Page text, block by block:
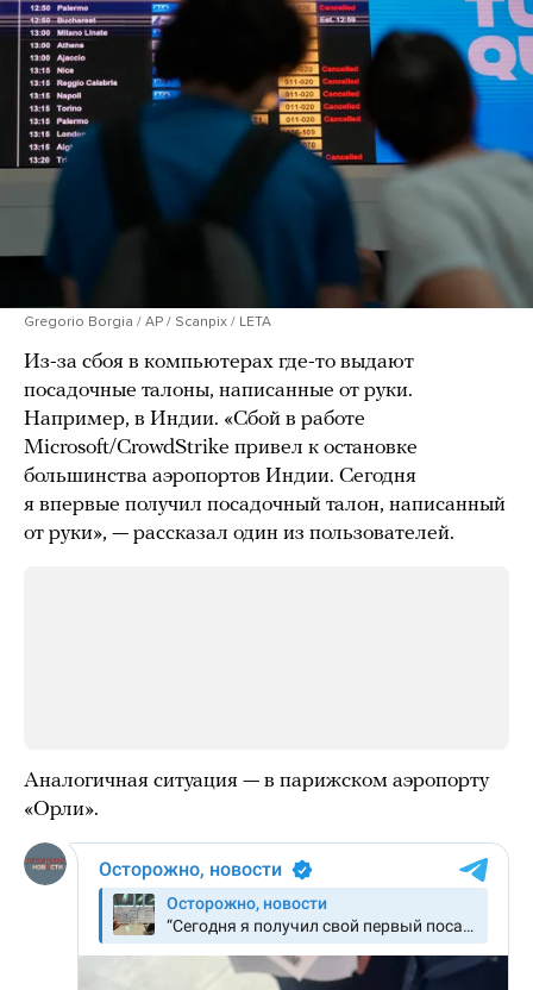
Gregorio Borgia / AP / Scanpix / LETA
Из-за сбоя в компьютерах где-то выдают
посадочные талоны, написанные от руки.
Например, в Индии. «Сбой в работе
Microsoft/CrowdStrike привел к остановке
большинства аэропортов Индии. Сегодня
я впервые получил посадочный талон, написанный
от руки», — рассказал один из пользователей.
Аналогичная ситуация — в парижском аэропорту
«Орли».